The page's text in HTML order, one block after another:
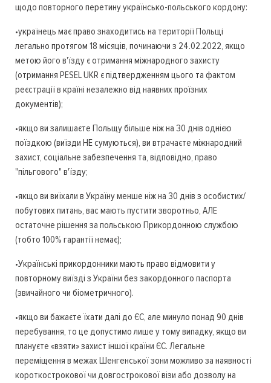
щодо повторного перетину українсько-польського кордону:
•українець має право знаходитись на території Польщі
легально протягом 18 місяців, починаючи з 24.02.2022, якщо
метою його в'їзду є отримання міжнародного захисту
(отримання PESEL UKR є підтвердженням цього та фактом
реєстрації в країні незалежно від наявних проїзних
документів);
•якщо ви залишаєте Польщу більше ніж на 30 днів однією
поїздкою (виїзди НЕ сумуються), ви втрачаєте міжнародний
захист, соціальне забезпечення та, відповідно, право
"пільгового" в'їзду;
•якщо ви виїхали в Україну менше ніж на 30 днів з особистих/
побутових питань, вас мають пустити зворотньо, АЛЕ
остаточне рішення за польською Прикордонною службою
(тобто 100% гарантії немає);
•Українські прикордонники мають право відмовити у
повторному виїзді з України без закордонного паспорта
(звичайного чи біометричного).
•якщо ви бажаєте їхати далі до ЄС, але минуло понад 90 днів
перебування, то це допустимо лише у тому випадку, якщо ви
плануєте «взяти» захист іншої країни ЄС. Легальне
переміщення в межах Шенгенської зони можливо за наявності
короткострокової чи довгострокової візи або дозволу на